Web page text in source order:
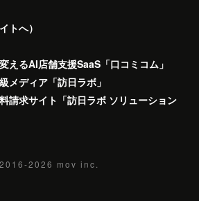
トへ）
えるAI店舗支援SaaS「口コミコム」
メディア「訪日ラボ」
請求サイト「訪日ラボ ソリューション
2026 mov inc.